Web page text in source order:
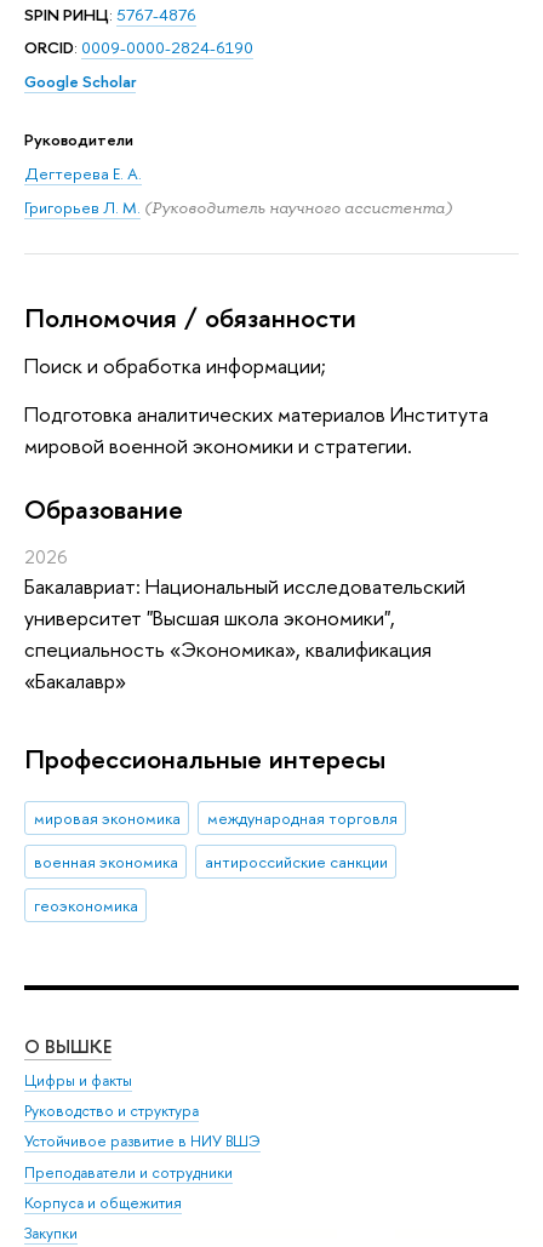
SPIN РИНЦ: 5767-4876
ORCID: 0009-0000-2824-6190
Google Scholar
Руководители
Дегтерева Е. А.
Григорьев Л. М. (Руководитель научного ассистента)
Полномочия / обязанности
Поиск и обработка информации;
Подготовка аналитических материалов Института
мировой военной экономики и стратегии.
Oбразование
2026
Бакалавриат: Национальный исследовательский
университет "Высшая школа экономики",
специальность «Экономика», квалификация
«Бакалавр»
Профессиональные интересы
мировая экономика
международная торговля
военная экономика
антироссийские санкции
геоэкономика
О ВЫШКЕ
Цифры и факты
Руководство и структура
Устойчивое развитие в НИУ ВШЭ
Преподаватели и сотрудники
Корпуса и общежития
Закупки